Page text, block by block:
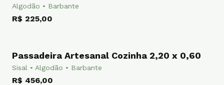
Algodão • Barbante
R$ 225,00
PASSADEIRA
Passadeira Artesanal Cozinha 2,20 x 0,60
Sisal • Algodão • Barbante
R$ 456,00